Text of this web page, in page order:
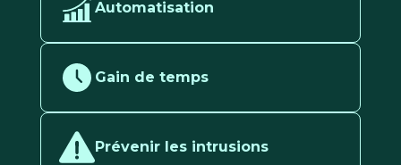
Automatisation
Gain de temps
Prévenir les intrusions